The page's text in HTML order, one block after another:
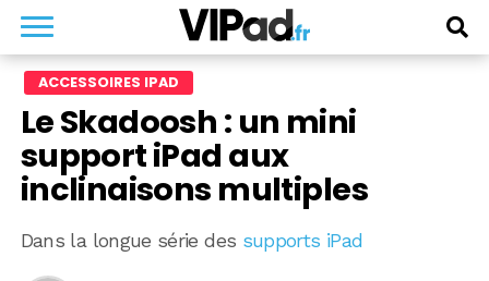
ACCESSOIRES IPAD
Le Skadoosh : un mini
support iPad aux
inclinaisons multiples
Dans la longue série des supports iPad